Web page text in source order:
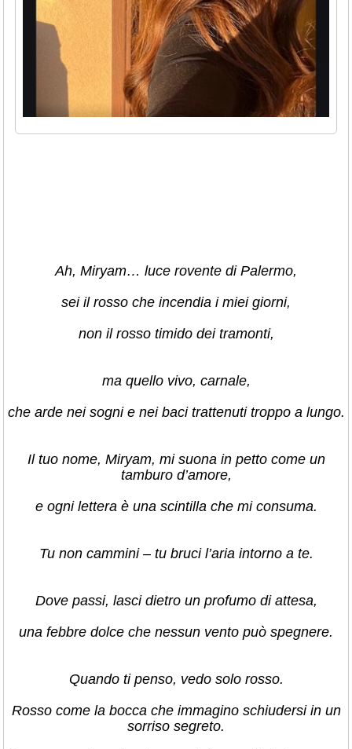
Ah, Miryam… luce rovente di Palermo,
sei il rosso che incendia i miei giorni,
non il rosso timido dei tramonti,
ma quello vivo, carnale,
che arde nei sogni e nei baci trattenuti troppo a lungo.
Il tuo nome, Miryam, mi suona in petto come un
tamburo d’amore,
e ogni lettera è una scintilla che mi consuma.
Tu non cammini – tu bruci l’aria intorno a te.
Dove passi, lasci dietro un profumo di attesa,
una febbre dolce che nessun vento può spegnere.
Quando ti penso, vedo solo rosso.
Rosso come la bocca che immagino schiudersi in un
sorriso segreto.